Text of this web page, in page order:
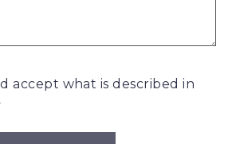
accept what is described in